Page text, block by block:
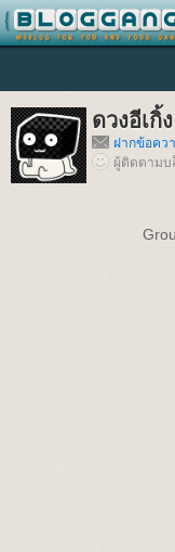
ดวงอีเกิ้ง
ฝากข้อคว
ผู้ติดตามบ